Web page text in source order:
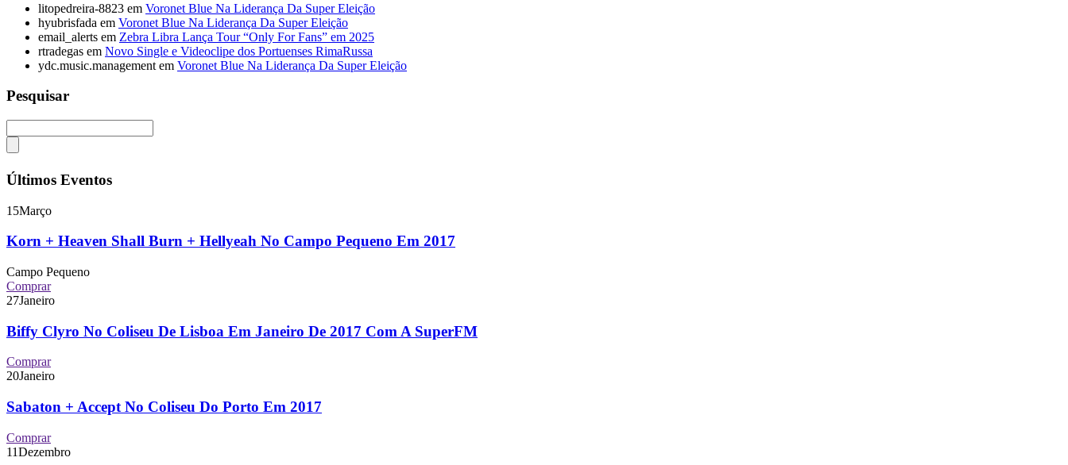
litopedreira-8823 em Voronet Blue Na Liderança Da Super Eleição
hyubrisfada em Voronet Blue Na Liderança Da Super Eleição
email_alerts em Zebra Libra Lança Tour “Only For Fans” em 2025
rtradegas em Novo Single e Videoclipe dos Portuenses RimaRussa
ydc.music.management em Voronet Blue Na Liderança Da Super Eleição
Pesquisar
Últimos Eventos
15Março
Korn + Heaven Shall Burn + Hellyeah No Campo Pequeno Em 2017
Campo Pequeno
Comprar
27Janeiro
Biffy Clyro No Coliseu De Lisboa Em Janeiro De 2017 Com A SuperFM
Comprar
20Janeiro
Sabaton + Accept No Coliseu Do Porto Em 2017
Comprar
11Dezembro